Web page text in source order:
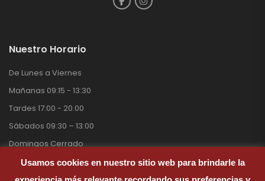
Nuestro Horario
De Lunes a Viernes
Mañanas 09:15 - 13:30
Tardes 17:00 - 20.00
Sábados 09:30 – 13:00
Domingos Cerrado
Usamos cookies en nuestro sitio web para brindarle la